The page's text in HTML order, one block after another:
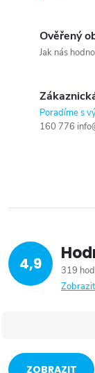
Ověřený
Jak nás
Poradíme s
160 776
4,9
319
ZOBRAZIT